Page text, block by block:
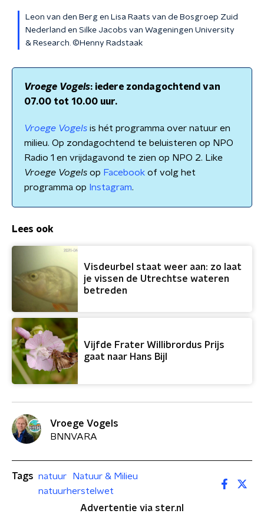
Leon van den Berg en Lisa Raats van de Bosgroep Zuid
Nederland en Silke Jacobs van Wageningen University
& Research. ©Henny Radstaak
Vroege Vogels: iedere zondagochtend van
07.00 tot 10.00 uur.
Vroege Vogels is hét programma over natuur en
milieu. Op zondagochtend te beluisteren op NPO
Radio 1 en vrijdagavond te zien op NPO 2. Like
Vroege Vogels op Facebook of volg het
programma op Instagram.
Lees ook
Visdeurbel staat weer aan: zo laat
je vissen de Utrechtse wateren
betreden
Vijfde Frater Willibrordus Prijs
gaat naar Hans Bijl
Vroege Vogels
BNNVARA
Tags natuur
Natuur & Milieu
natuurherstelwet
Advertentie via ster.nl